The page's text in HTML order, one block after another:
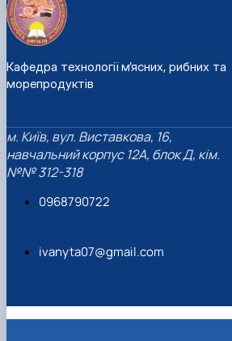
Кафедра технології м’ясних, рибних та
морепродуктів
м. Київ, вул. Виставкова, 16,
навчальний корпус 12А, блок Д, кім.
№№ 312-318
0968790722
ivanyta07@gmail.com